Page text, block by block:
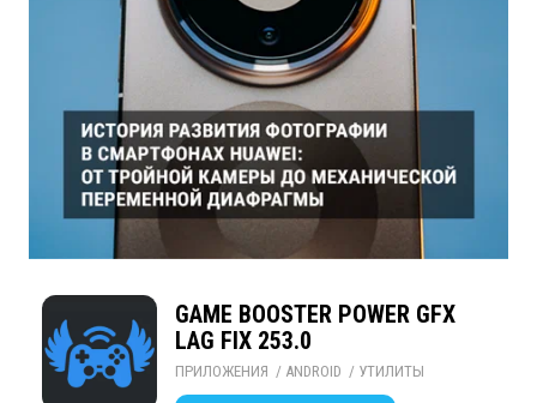
GAME BOOSTER POWER GFX
LAG FIX 253.0
ПРИЛОЖЕНИЯ / ANDROID / УТИЛИТЫ